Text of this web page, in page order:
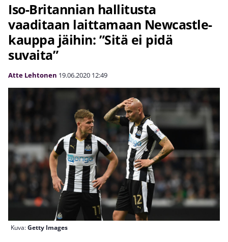
Iso-Britannian hallitusta
vaaditaan laittamaan Newcastle-
kauppa jäihin: ”Sitä ei pidä
suvaita”
Atte Lehtonen 19.06.2020 12:49
Kuva:Getty Images